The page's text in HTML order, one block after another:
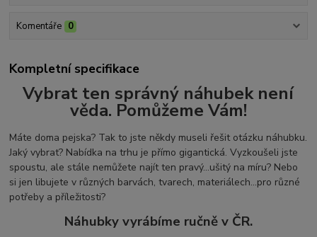
Komentáře 0
Kompletní specifikace
Vybrat ten správný náhubek není
věda. Pomůžeme Vám!
Máte doma pejska? Tak to jste někdy museli řešit otázku náhubku.
Jaký vybrat? Nabídka na trhu je přímo gigantická. Vyzkoušeli jste
spoustu, ale stále nemůžete najít ten pravý...ušitý na míru? Nebo
si jen libujete v různých barvách, tvarech, materiálech...pro různé
potřeby a příležitosti?
Náhubky vyrábíme ručně v ČR.